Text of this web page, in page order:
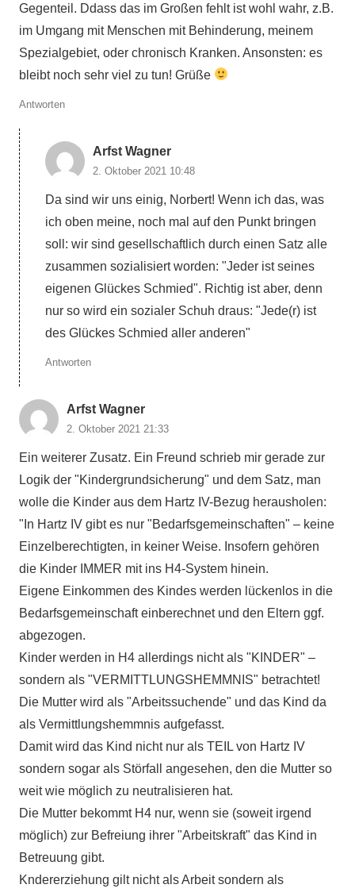
Gegenteil. Ddass das im Großen fehlt ist wohl wahr, z.B.
im Umgang mit Menschen mit Behinderung, meinem
Spezialgebiet, oder chronisch Kranken. Ansonsten: es
bleibt noch sehr viel zu tun! Grüße
Antworten
Arfst Wagner
2. Oktober 2021 10:48
Da sind wir uns einig, Norbert! Wenn ich das, was
ich oben meine, noch mal auf den Punkt bringen
soll: wir sind gesellschaftlich durch einen Satz alle
zusammen sozialisiert worden: "Jeder ist seines
eigenen Glückes Schmied". Richtig ist aber, denn
nur so wird ein sozialer Schuh draus: "Jede(r) ist
des Glückes Schmied aller anderen"
Antworten
Arfst Wagner
2. Oktober 2021 21:33
Ein weiterer Zusatz. Ein Freund schrieb mir gerade zur
Logik der "Kindergrundsicherung" und dem Satz, man
wolle die Kinder aus dem Hartz IV-Bezug herausholen:
"In Hartz IV gibt es nur "Bedarfsgemeinschaften" – keine
Einzelberechtigten, in keiner Weise. Insofern gehören
die Kinder IMMER mit ins H4-System hinein.
Eigene Einkommen des Kindes werden lückenlos in die
Bedarfsgemeinschaft einberechnet und den Eltern ggf.
abgezogen.
Kinder werden in H4 allerdings nicht als "KINDER" –
sondern als "VERMITTLUNGSHEMMNIS" betrachtet!
Die Mutter wird als "Arbeitssuchende" und das Kind da
als Vermittlungshemmnis aufgefasst.
Damit wird das Kind nicht nur als TEIL von Hartz IV
sondern sogar als Störfall angesehen, den die Mutter so
weit wie möglich zu neutralisieren hat.
Die Mutter bekommt H4 nur, wenn sie (soweit irgend
möglich) zur Befreiung ihrer "Arbeitskraft" das Kind in
Betreuung gibt.
Kndererziehung gilt nicht als Arbeit sondern als